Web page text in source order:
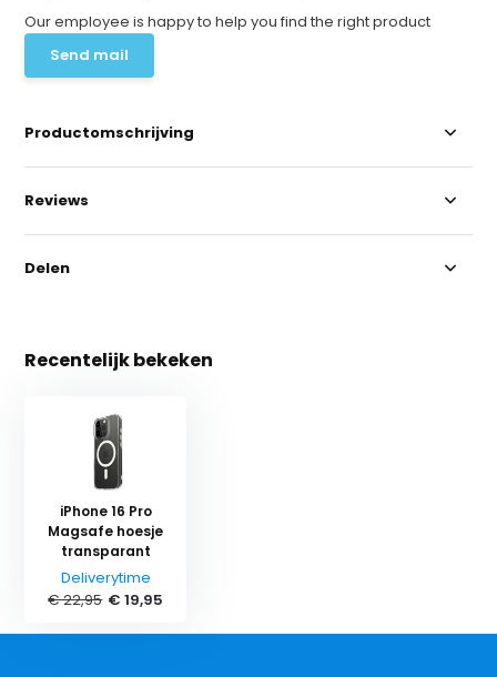
Our employee is happy to help you find the right product
Send mail
Productomschrijving
Reviews
Delen
Recentelijk bekeken
iPhone 16 Pro
Magsafe hoesje
transparant
Deliverytime
€ 22,95 € 19,95